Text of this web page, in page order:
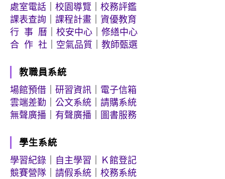
處室電話
校園導覽
校務評鑑
課表查詢
課程計畫
資優教育
行 事 曆
校安中心
修繕中心
合 作 社
空氣品質 教師甄選
教職員系統
場館預借
研習資訊
電子信箱
雲端差勤
公文系統
請購系統
無聲廣播
有聲廣播 圖書服務
學生系統
學習紀錄
自主學習
Ｋ館登記
競賽營隊
請假系統 校務系統